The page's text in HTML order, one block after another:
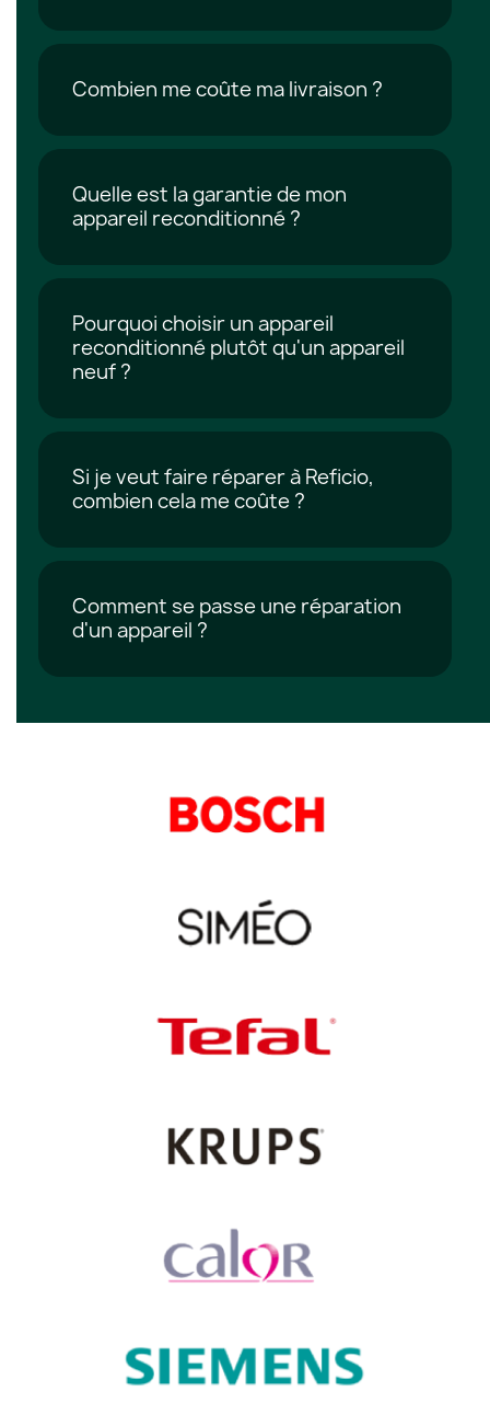
Combien me coûte ma livraison ?
Quelle est la garantie de mon
appareil reconditionné ?
Pourquoi choisir un appareil
reconditionné plutôt qu'un appareil
neuf ?
Si je veut faire réparer à Reficio,
combien cela me coûte ?
Comment se passe une réparation
d'un appareil ?